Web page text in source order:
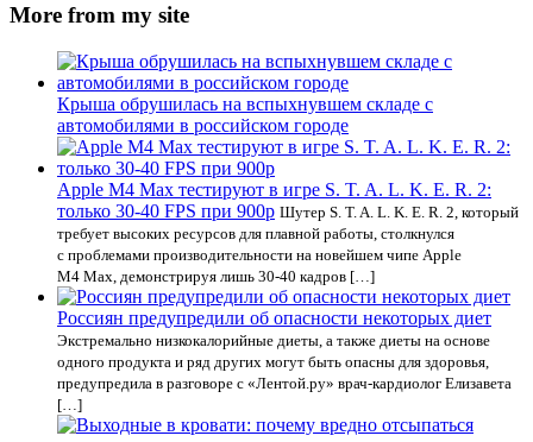
More from my site
Крыша обрушилась на вспыхнувшем складе с
автомобилями в российском городе
Apple M4 Max тестируют в игре S. T. A. L. K. E. R. 2:
только 30-40 FPS при 900p Шутер S. T. A. L. K. E. R. 2, который
требует высоких ресурсов для плавной работы, столкнулся
с проблемами производительности на новейшем чипе Apple
M4 Max, демонстрируя лишь 30-40 кадров […]
Россиян предупредили об опасности некоторых диет
Экстремально низкокалорийные диеты, а также диеты на основе
одного продукта и ряд других могут быть опасны для здоровья,
предупредила в разговоре с «Лентой.ру» врач-кардиолог Елизавета
[…]